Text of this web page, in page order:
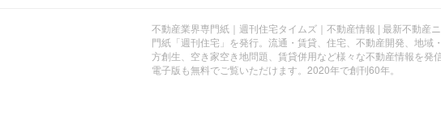
不動産業界専門紙｜週刊住宅タイムズ｜不動産情報 | 最新不動産
門紙「週刊住宅」を発行。流通・賃貸、住宅、不動産開発、地域
方創生、空き家空き地問題、賃貸併用など様々な不動産情報を発
電子版も無料でご覧いただけます。2020年で創刊60年。